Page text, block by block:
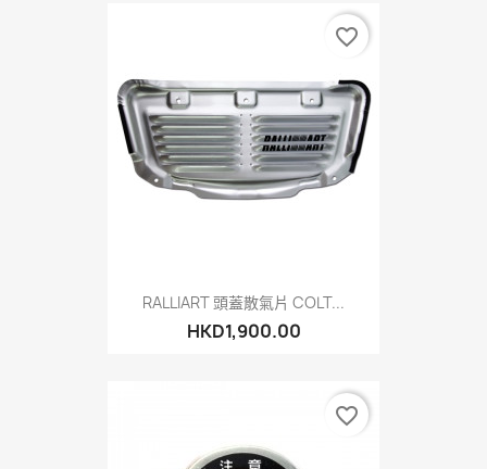
RALLIART 頭蓋散氣片 COLT...
HKD1,900.00
favorite_border
favorite_border